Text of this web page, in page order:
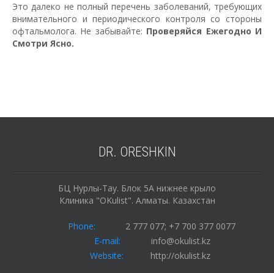
Это далеко не полный перечень заболеваний, требующих
внимательного и периодического контроля со стороны
офтальмолога. Не забывайте: Проверяйся Ежегодно И
Смотри Ясно.
DR. ORESHKIN
БЦ Нурлы-Тау. Блок 5А нижнее крыло
Клиника "OKulist". Алматы. Казахстан
Phone:
2 777 077; +7 700 377 0077
E-mail:
info@okulist.kz
Website:
http://okulist.kz